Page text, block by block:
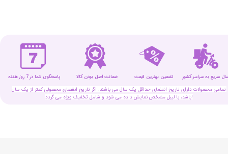
تمامی محصولات دارای تاریخ انقضای حداقل یک سال می باشند. اگر تاریخ انقضای محصولی کمتر از یک سال
باشد، با لیبل مشخص نمایش داده می شود و شامل تخفیف ویژه می گردد!
ضمانت اصل بودن کالا تضمین بهترین قیمت پاسخگوی شما در 7 روز هفته سریع به سراسر کشور